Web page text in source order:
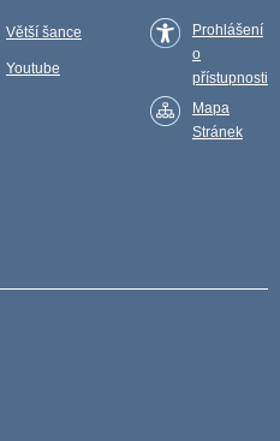
Větší šance
Youtube
Prohlášení
o
přístupnosti
Mapa
Stránek